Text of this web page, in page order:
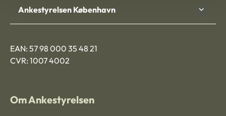
Ankestyrelsen København
EAN: 57 98 000 35 48 21
CVR: 1007 4002
Om Ankestyrelsen